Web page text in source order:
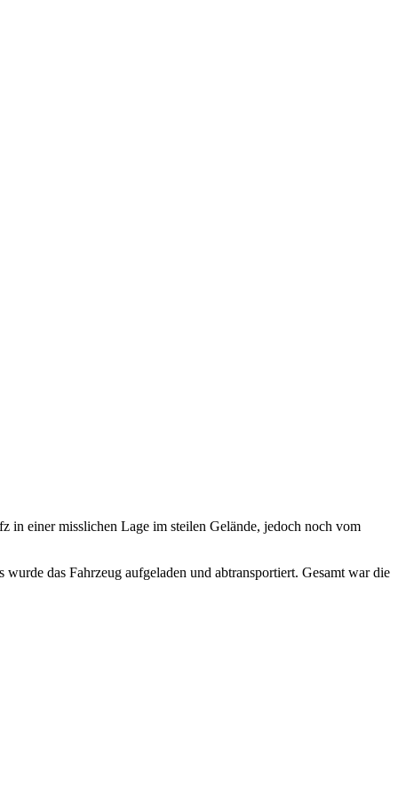
einer misslichen Lage im steilen Gelände, jedoch noch vom
das Fahrzeug aufgeladen und abtransportiert. Gesamt war die